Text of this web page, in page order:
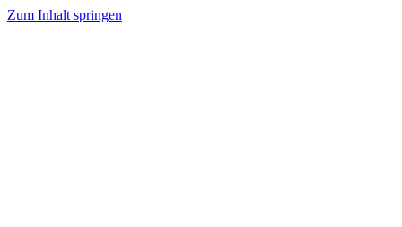
Zum Inhalt springen